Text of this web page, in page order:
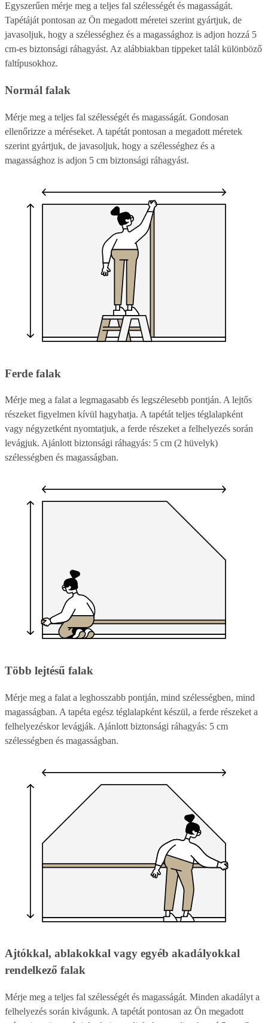
Egyszerűen mérje meg a teljes fal szélességét és magasságát.
Tapétáját pontosan az Ön megadott méretei szerint gyártjuk, de
javasoljuk, hogy a szélességhez és a magassághoz is adjon hozzá 5
cm-es biztonsági ráhagyást. Az alábbiakban tippeket talál különböző
faltípusokhoz.
Normál falak
Mérje meg a teljes fal szélességét és magasságát. Gondosan
ellenőrizze a méréseket. A tapétát pontosan a megadott méretek
szerint gyártjuk, de javasoljuk, hogy a szélességhez és a
magassághoz is adjon 5 cm biztonsági ráhagyást.
Ferde falak
Mérje meg a falat a legmagasabb és legszélesebb pontján. A lejtős
részeket figyelmen kívül hagyhatja. A tapétát teljes téglalapként
vagy négyzetként nyomtatjuk, a ferde részeket a felhelyezés során
levágjuk. Ajánlott biztonsági ráhagyás: 5 cm (2 hüvelyk)
szélességben és magasságban.
Több lejtésű falak
Mérje meg a falat a leghosszabb pontján, mind szélességben, mind
magasságban. A tapéta egész téglalapként készül, a ferde részeket a
felhelyezéskor levágják. Ajánlott biztonsági ráhagyás: 5 cm
szélességben és magasságban.
Ajtókkal, ablakokkal vagy egyéb akadályokkal
rendelkező falak
Mérje meg a teljes fal szélességét és magasságát. Minden akadályt a
felhelyezés során kivágunk. A tapétát pontosan az Ön megadott